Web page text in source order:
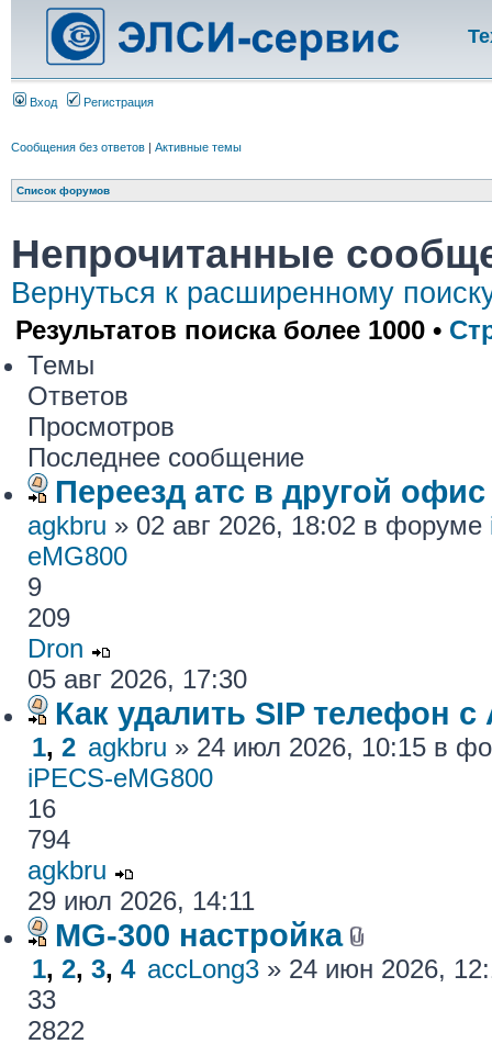
Вход Регистрация
Сообщения без ответов | Активные темы
Список форумов
Непрочитанные
Вернуться к расширенному
Результатов поиска более 1000 •
Темы
Ответов
Просмотров
Последнее сообщение
Переезд атс в другой
agkbru » 02 авг 2026, 18:02 в форуме
eMG800
9
209
Dron
05 авг 2026, 17:30
Как удалить SIP телефон
1, 2 agkbru » 24 июл 2026, 10:15 в
iPECS-eMG800
16
794
agkbru
29 июл 2026, 14:11
MG-300 настройка
1, 2, 3, 4 accLong3 » 24 июн 2026,
33
2822